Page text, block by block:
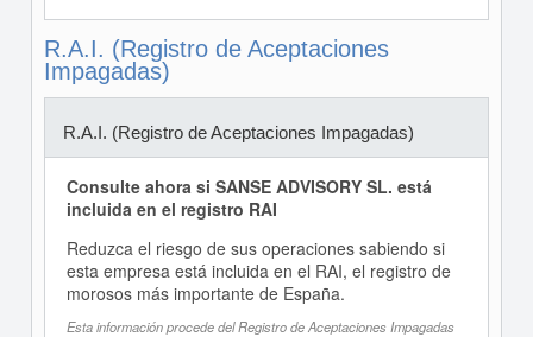
R.A.I. (Registro de Aceptaciones
Impagadas)
R.A.I. (Registro de Aceptaciones Impagadas)
Consulte ahora si SANSE ADVISORY SL. está
incluida en el registro RAI
Reduzca el riesgo de sus operaciones sabiendo si
esta empresa está incluida en el RAI, el registro de
morosos más importante de España.
Esta información procede del Registro de Aceptaciones Impagadas